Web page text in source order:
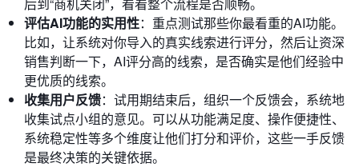
评估AI功能的实用性：重点测试那些你最看重的AI功能。
比如，让系统对你导入的真实线索进行评分，然后让资深
销售判断一下，AI评分高的线索，是否确实是他们经验中
更优质的线索。
收集用户反馈：试用期结束后，组织一个反馈会，系统地
收集试点小组的意见。可以从功能满足度、操作便捷性、
系统稳定性等多个维度让他们打分和评价，这些一手反馈
是最终决策的关键依据。